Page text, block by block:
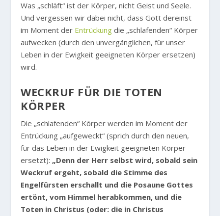
Was „schläft“ ist der Körper, nicht Geist und Seele.
Und vergessen wir dabei nicht, dass Gott dereinst
im Moment der Entrückung die „schlafenden“ Körper
aufwecken (durch den unvergänglichen, für unser
Leben in der Ewigkeit geeigneten Körper ersetzen)
wird.
WECKRUF FÜR DIE TOTEN
KÖRPER
Die „schlafenden“ Körper werden im Moment der
Entrückung „aufgeweckt“ (sprich durch den neuen,
für das Leben in der Ewigkeit geeigneten Körper
ersetzt): „Denn der Herr selbst wird, sobald sein
Weckruf ergeht, sobald die Stimme des
Engelfürsten erschallt und die Posaune Gottes
ertönt, vom Himmel herabkommen, und die
Toten in Christus (oder: die in Christus